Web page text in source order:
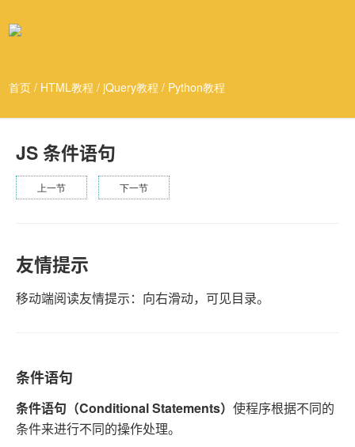
首页 / HTML教程 /jQuery教程 / Python教程
JS 条件语句
上一节 下一节
友情提示
移动端阅读友情提示：向右滑动，可见目录。
条件语句
条件语句（Conditional Statements） 使程序根据不同的
条件来进行不同的操作处理。